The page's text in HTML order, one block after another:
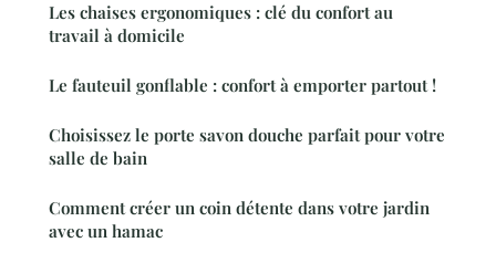
Les chaises ergonomiques : clé du confort au
travail à domicile
Le fauteuil gonflable : confort à emporter partout !
Choisissez le porte savon douche parfait pour votre
salle de bain
Comment créer un coin détente dans votre jardin
avec un hamac